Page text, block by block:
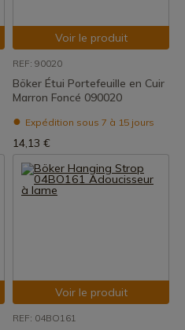
Voir le produit
REF: 90020
Böker Étui Portefeuille en Cuir
Marron Foncé 090020
Expédition sous 7 à 15 jours
14,13 €
Voir le produit
REF: 04BO161